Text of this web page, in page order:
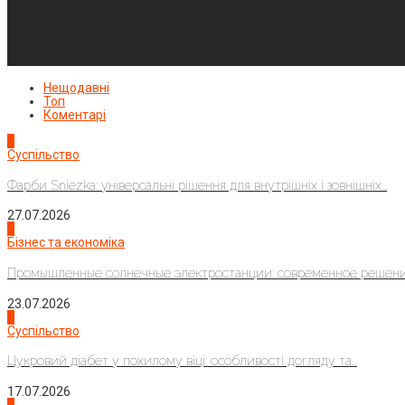
Нещодавні
Топ
Коментарі
Суспільство
Фарби Sniezka: універсальні рішення для внутрішніх і зовнішніх...
27.07.2026
Бізнес та економіка
Промышленные солнечные электростанции: современное
23.07.2026
Суспільство
Цукровий діабет у похилому віці: особливості догляду та...
17.07.2026